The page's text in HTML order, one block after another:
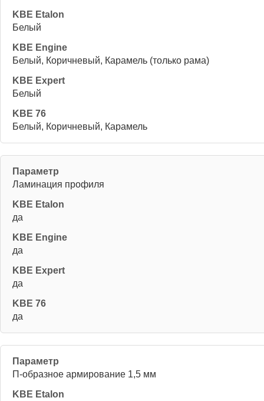
Белый
Белый, Коричневый, Карамель (только рама)
Белый
Белый, Коричневый, Карамель
Ламинация профиля
да
да
да
да
П-образное армирование 1,5 мм